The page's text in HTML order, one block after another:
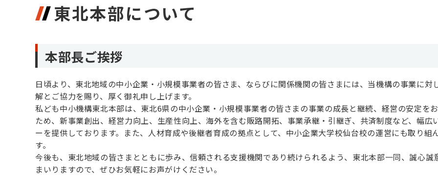
東北本部について
本部長ご挨拶
日頃より、東北地域の中小企業・小規模事業者の皆さま、ならびに関係機関の皆さまには、当機構の事業に対
解とご協力を賜り、厚く御礼申し上げます。
私ども中小機構東北本部は、東北6県の中小企業・小規模事業者の皆さまの事業の成長と継続、経営の安定を
ため、新事業創出、経営力向上、生産性向上、海外を含む販路開拓、事業承継・引継ぎ、共済制度など、幅広
ーを提供しております。また、人材育成や後継者育成の拠点として、中小企業大学校仙台校の運営にも取り組
す。
今後も、東北地域の皆さまとともに歩み、信頼される支援機関であり続けられるよう、東北本部一同、誠心誠
まいりますので、ぜひお気軽にお声がけください。